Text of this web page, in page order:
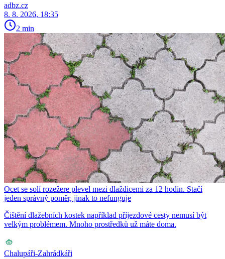
adbz.cz
8. 8. 2026, 18:35
2 min
Ocet se solí rozežere plevel mezi dlaždicemi za 12 hodin. Stačí
jeden správný poměr, jinak to nefunguje
Čištění dlažebních kostek například příjezdové cesty nemusí být
velkým problémem. Mnoho prostředků už máte doma.
Chalupáři-Zahrádkáři